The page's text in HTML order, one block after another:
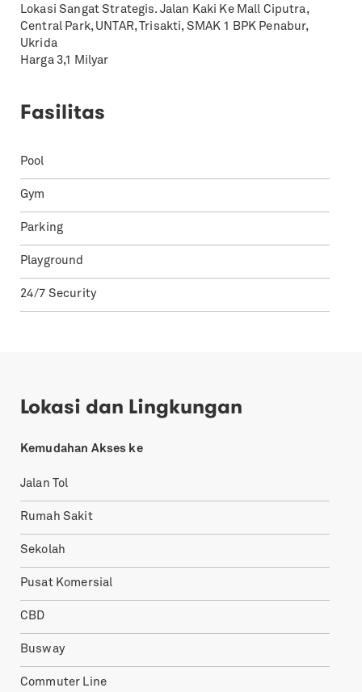
Lokasi Sangat Strategis. Jalan Kaki Ke Mall Ciputra,
Central Park, UNTAR, Trisakti, SMAK 1 BPK Penabur,
Ukrida
Harga 3,1 Milyar
Fasilitas
Pool
Gym
Parking
Playground
24/7 Security
Lokasi dan Lingkungan
Kemudahan Akses ke
Jalan Tol
Rumah Sakit
Sekolah
Pusat Komersial
CBD
Busway
Commuter Line